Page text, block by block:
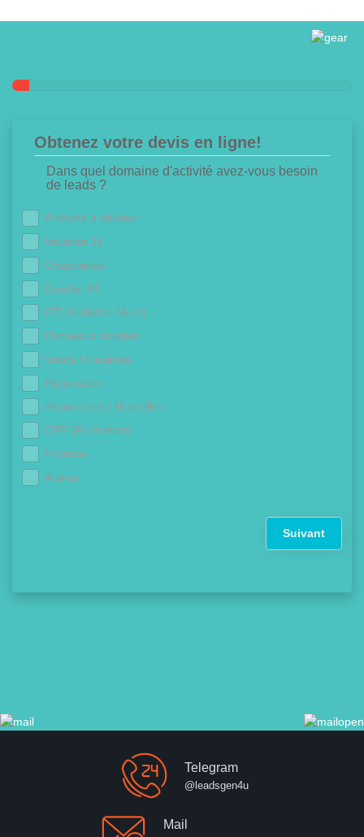
Obtenez votre devis en ligne!
Dans quel domaine d'activité avez-vous besoin
de leads ?
Pompes à chaleur
Isolation 1€
Chaudières
Douche 0€
ITE (Isolation Murs)
Panneaux solaires
Volets / Fenêtres
Rénovation
Assurances / Mutuelles
CPF (Formation)
Finance
Autres
Suivant
Telegram
@leadsgen4u
Mail